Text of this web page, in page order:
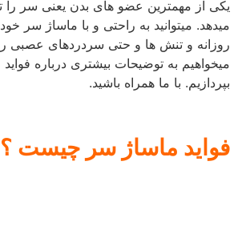
یکی از مهمترین عضو های بدن یعنی سر را تحت
میدهد. میتوانید به راحتی و با ماساژ سر خود
روزانه و تنش ها و حتی سردردهای عصبی رها
میخواهیم به توضیحات بیشتری درباره فواید
بپردازیم. با ما همراه باشید.
فواید ماساژ سر چیست ؟